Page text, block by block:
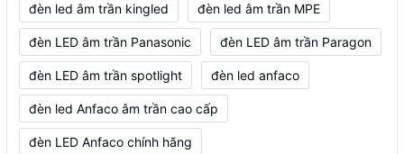
đèn led âm trần kingled đèn led âm trần MPE
đèn LED âm trần Panasonic đèn LED âm trần Paragon
đèn LED âm trần spotlight đèn led anfaco
đèn led Anfaco âm trần cao cấp
đèn LED Anfaco chính hãng